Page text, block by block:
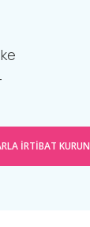
IRTIBAT KURUN